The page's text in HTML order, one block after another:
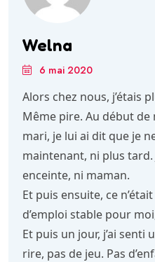
Welna
6 mai 2020
Alors chez nous, j’étais
Même pire. Au début
mari, je lui ai dit que je
maintenant, ni plus tard.
enceinte, ni maman.
Et puis ensuite, ce
d’emploi stable pour
Et puis un jour, j’ai senti
rire, pas de jeu. Pas